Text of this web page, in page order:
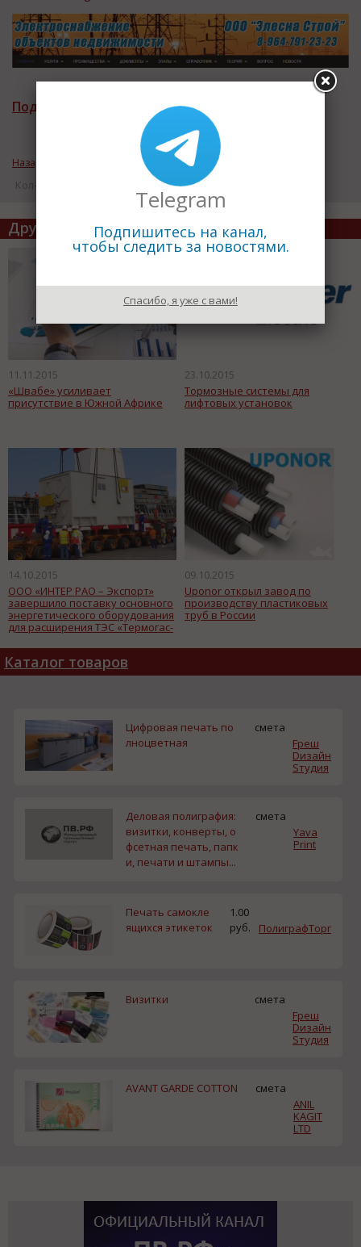
Подписаться на рассылку новостей
Назад к рубрике «Новости компаний»
Кол-во просмотров: 17608
Другие статьи по теме
11.11.2015
«Швабе» усиливает
присутствие в Южной Африке
23.10.2015
Тормозные системы для
лифтовых установок
14.10.2015
ООО «ИНТЕР РАО – Экспорт»
завершило поставку основного
энергетического оборудования
для расширения ТЭС «Термогас-
09.10.2015
Uponor открыл завод по
производству пластиковых
труб в России
Каталог товаров
Цифровая печать по
лноцветная
смета
Fреш
Dизайн
Sтудия
Деловая полиграфия:
визитки, конверты, о
фсетная печать, папк
и, печати и штампы...
смета
Yava
Print
Печать самокле
ящихся этикеток
1.00
руб.
ПолиграфТорг
Визитки
смета
Fреш
Dизайн
Sтудия
AVANT GARDE COTTON
смета
ANIL
KAGIT
LTD
Telegram
Подпишитесь на канал,
чтобы следить за новостями.
Спасибо, я уже с вами!